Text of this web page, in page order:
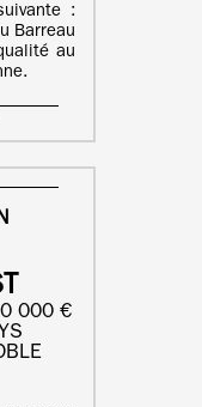
:
Barreau
au
000 €